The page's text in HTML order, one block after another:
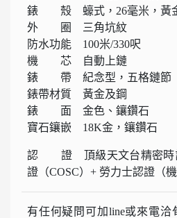
錶 殼 蠔式，26毫米，黃
外 圈 三角坑紋
防水功能 100米/330呎
機 芯 自動上鏈
錶 帶 紀念型，五格鏈節
錶帶材質 黃金及鋼
錶 面 金色、鑲鑽石
寶石鑲嵌 18K金，鑲鑽石
認 證 頂級天文台精密時
證（COSC）+ 勞力士認證（
有任何疑問可加line或來電洽